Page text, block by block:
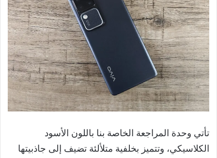
تأتي وحدة المراجعة الخاصة بنا باللون الأسود
الكلاسيكي، وتتميز بخلفية متلألئة تضيف إلى جاذبيتها